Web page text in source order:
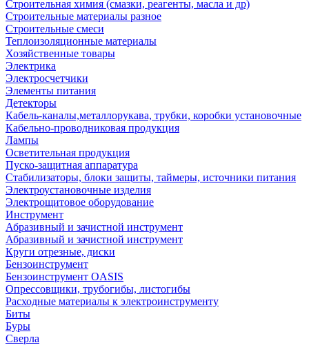
Строительная химия (смазки, реагенты, масла и др)
Строительные материалы разное
Строительные смеси
Теплоизоляционные материалы
Хозяйственные товары
Электрика
Электросчетчики
Элементы питания
Детекторы
Кабель-каналы,металлорукава, трубки, коробки установочные
Кабельно-проводниковая продукция
Лампы
Осветительная продукция
Пуско-защитная аппаратура
Стабилизаторы, блоки защиты, таймеры, источники питания
Электроустановочные изделия
Электрощитовое оборудование
Инструмент
Абразивный и зачистной инструмент
Абразивный и зачистной инструмент
Круги отрезные, диски
Бензоинструмент
Бензоинструмент OASIS
Опрессовщики, трубогибы, листогибы
Расходные материалы к электроинструменту
Биты
Буры
Сверла